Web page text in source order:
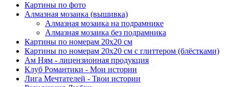
Картины по фото
Алмазная мозаика (вышивка)
Алмазная мозаика на подрамнике
Алмазная мозаика без подрамника
Картины по номерам 20х20 см
Картины по номерам 20х20 см с глиттером (блёстками)
Ам Ням - лицензионная продукция
Клуб Романтики - Мои истории
Лига Мечтателей - Твои истории